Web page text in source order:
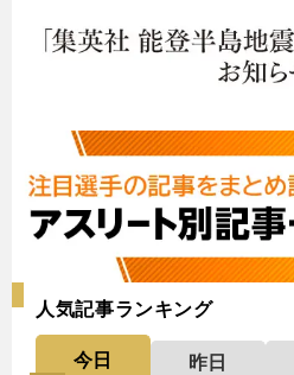
人気記事ランキング
今日 昨日